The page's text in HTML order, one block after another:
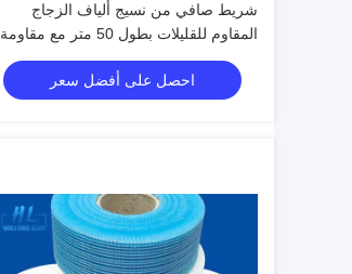
شريط صافي من نسيج ألياف الزجاج
المقاوم للقليلات بطول 50 متر مع مقاومة
الحرارة تصل إلى 500 درجة مئوية
احصل على أفضل سعر